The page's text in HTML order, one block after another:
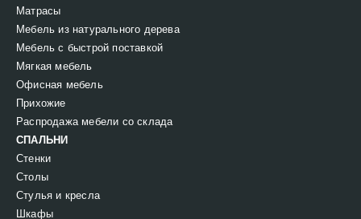
Матрасы
Мебель из натурального дерева
Мебель с быстрой поставкой
Мягкая мебель
Офисная мебель
Прихожие
Распродажа мебели со склада
СПАЛЬНИ
Стенки
Столы
Стулья и кресла
Шкафы